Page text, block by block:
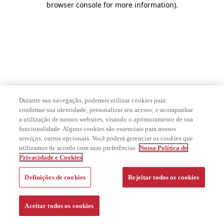
browser console for more information).
Durante sua navegação, podemos utilizar cookies para:
confirmar sua identidade; personalizar seu acesso; e acompanhar
a utilização de nossos websites, visando o aprimoramento de sua
funcionalidade. Alguns cookies são essenciais para nossos
serviços, outros opcionais. Você poderá gerenciar os cookies que
utilizamos de acordo com suas preferências. Nossa Política de
Privacidade e Cookies
Definições de cookies Rejeitar todos os cookies
Aceitar todos os cookies